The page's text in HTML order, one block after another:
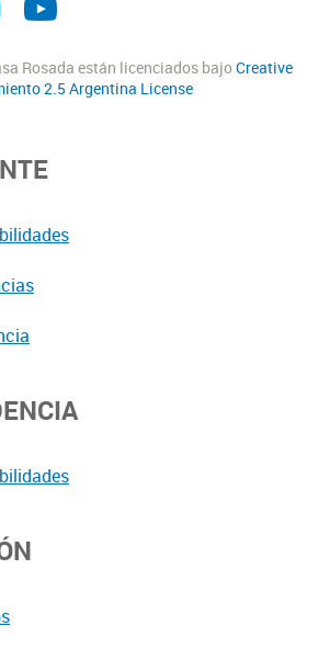
Rosada están licenciados bajoCreative
2.5 Argentina License